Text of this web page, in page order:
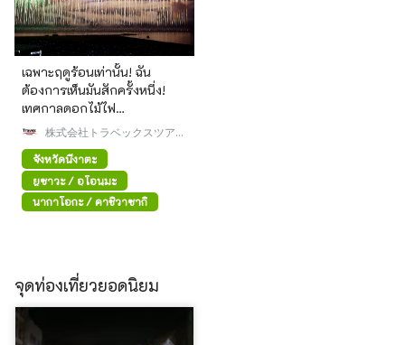
เฉพาะฤดูร้อนเท่านั้น! ฉัน
ต้องการเห็นมันสักครั้งหนึ่ง!
เทศกาลดอกไม้ไฟ
Kashiwazaki ซึ่งเป็นหนึ่งใน
ยิ่งใหญ่ที่สุดของเอจิโกะ มีการ
แสดงดอกไม้ไฟที่สวยงาม
ตระการตากว่า 15,000 นัด
เหนือท้องทะเล
株式会社トラベックスツアー
จังหวัดนีงาตะ
ยูซาวะ / อุโอนุมะ
นากาโอกะ / คาชิวาซากิ
จุดท่องเที่ยวยอดนิยม